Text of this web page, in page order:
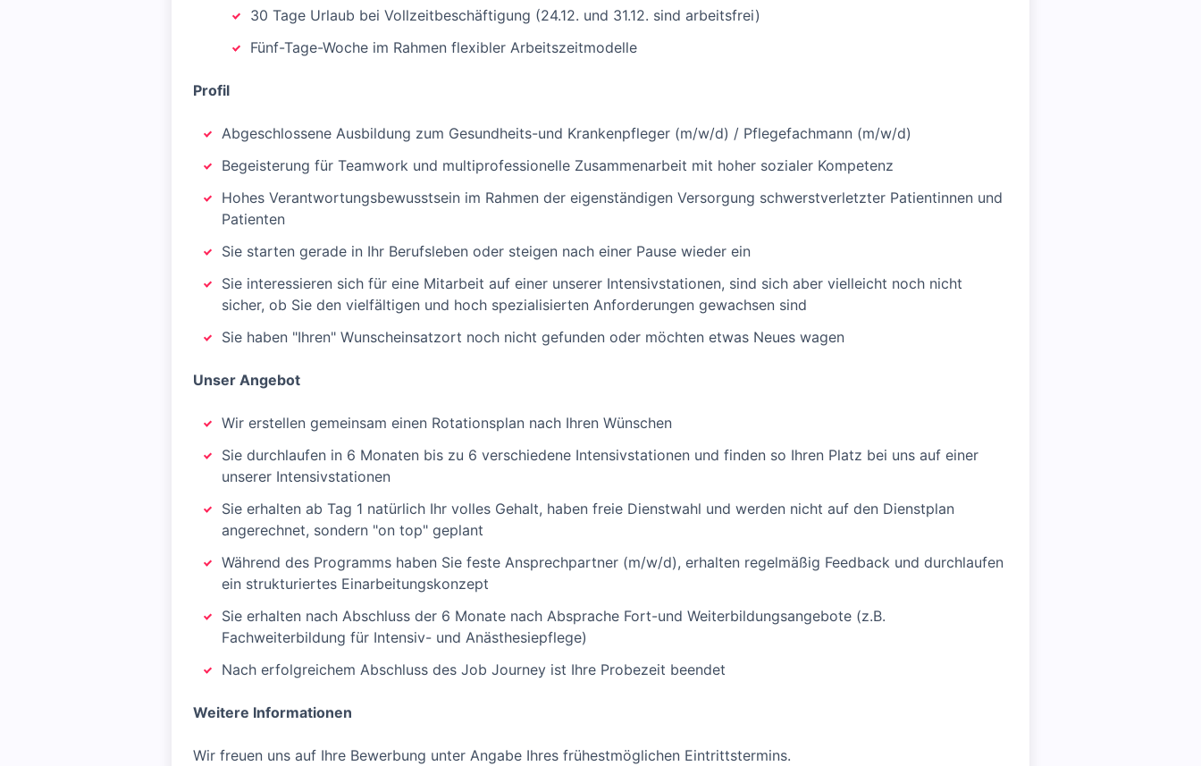
30 Tage Urlaub bei Vollzeitbeschäftigung (24.12. und 31.12. sind arbeitsfrei)
Fünf-Tage-Woche im Rahmen flexibler Arbeitszeitmodelle
Profil
Abgeschlossene Ausbildung zum Gesundheits-und Krankenpfleger (m/w/d) / Pflegefachmann (m/w/d)
Begeisterung für Teamwork und multiprofessionelle Zusammenarbeit mit hoher sozialer Kompetenz
Hohes Verantwortungsbewusstsein im Rahmen der eigenständigen Versorgung schwerstverletzter Patientinnen und
Patienten
Sie starten gerade in Ihr Berufsleben oder steigen nach einer Pause wieder ein
Sie interessieren sich für eine Mitarbeit auf einer unserer Intensivstationen, sind sich aber vielleicht noch nicht
sicher, ob Sie den vielfältigen und hoch spezialisierten Anforderungen gewachsen sind
Sie haben "Ihren" Wunscheinsatzort noch nicht gefunden oder möchten etwas Neues wagen
Unser Angebot
Wir erstellen gemeinsam einen Rotationsplan nach Ihren Wünschen
Sie durchlaufen in 6 Monaten bis zu 6 verschiedene Intensivstationen und finden so Ihren Platz bei uns auf einer
unserer Intensivstationen
Sie erhalten ab Tag 1 natürlich Ihr volles Gehalt, haben freie Dienstwahl und werden nicht auf den Dienstplan
angerechnet, sondern "on top" geplant
Während des Programms haben Sie feste Ansprechpartner (m/w/d), erhalten regelmäßig Feedback und durchlaufen
ein strukturiertes Einarbeitungskonzept
Sie erhalten nach Abschluss der 6 Monate nach Absprache Fort-und Weiterbildungsangebote (z.B.
Fachweiterbildung für Intensiv- und Anästhesiepflege)
Nach erfolgreichem Abschluss des Job Journey ist Ihre Probezeit beendet
Weitere Informationen
Wir freuen uns auf Ihre Bewerbung unter Angabe Ihres frühestmöglichen Eintrittstermins.